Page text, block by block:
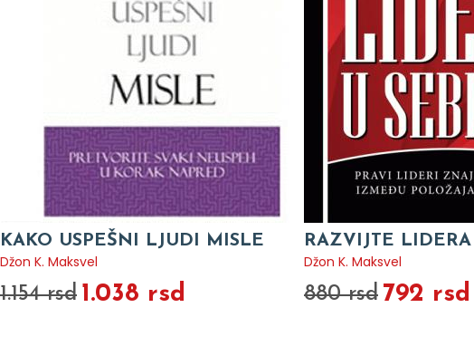
KAKO USPEŠNI LJUDI MISLE
Džon K. Maksvel
1.154 rsd 1.038 rsd
RAZVIJTE
Džon K. Maksvel
880 rsd 792 rsd